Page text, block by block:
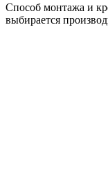
Способ монтажа и
выбирается